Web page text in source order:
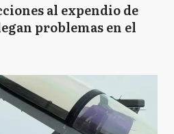
al expendio de
problemas en el